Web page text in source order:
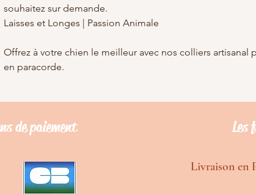
souhaitez sur demande.
Laisses et Longes | Passion Animale
Offrez à votre chien le meilleur avec nos colliers artisanal
en paracorde.
depaiement Les
Livraison en